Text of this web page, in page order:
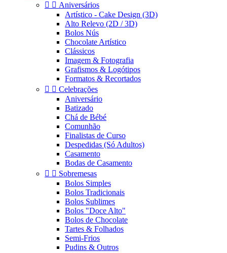
  Aniversários
Artístico - Cake Design (3D)
Alto Relevo (2D / 3D)
Bolos Nús
Chocolate Artístico
Clássicos
Imagem & Fotografia
Grafismos & Logótipos
Formatos & Recortados
  Celebrações
Aniversário
Batizado
Chá de Bébé
Comunhão
Finalistas de Curso
Despedidas (Só Adultos)
Casamento
Bodas de Casamento
  Sobremesas
Bolos Simples
Bolos Tradicionais
Bolos Sublimes
Bolos "Doce Alto"
Bolos de Chocolate
Tartes & Folhados
Semi-Frios
Pudins & Outros